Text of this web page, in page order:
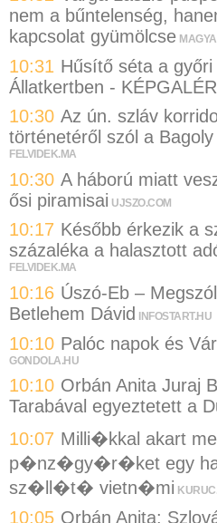
nem a bűntelenség,
kapcsolat gyümölcse
10:31 Hűsítő séta a
Állatkertben -
10:30 Az ún. szláv
történetéről szól a
FELVIDEK.MA
10:30 A háború miatt
ősi piramisai UJSZO.COM
10:17 Később érkezik a
százaléka a halasztott
FELVIDEK.MA
10:16 Úszó-Eb –
Betlehem Dávid
INFOSTART.HU
10:10 Palóc napok és
GONDOLA.HU
10:10 Orbán Anita Juraj
Tarabával egyeztetett a
10:07 Milli�kkal akart
p�nz�gy�r�ket egy
sz�ll�t� vietn�mi
10:05 Orbán Anita: